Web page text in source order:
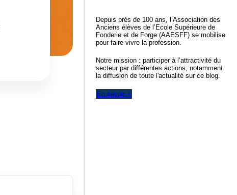
Depuis près de 100 ans, l’Association des
Anciens élèves de l’Ecole Supérieure de
Fonderie et de Forge (AAESFF) se mobilise
pour faire vivre la profession.
Notre mission : participer à l’attractivité du
secteur par différentes actions, notamment
la diffusion de toute l'actualité sur ce blog.
En savoir +